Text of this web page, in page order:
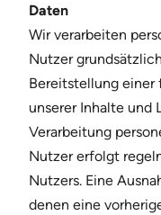
Daten
Wir verarbeiten
Nutzer
Bereitstellung einer
unserer Inhalte und
Verarbeitung
Nutzer erfolgt
Nutzers. Eine
denen eine